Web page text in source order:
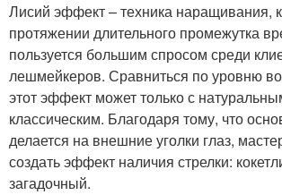
Лисий эффект – техника наращивания,
протяжении длительного промежутка
пользуется большим спросом среди
лешмейкеров. Сравниться по уровню
этот эффект может только с
классическим. Благодаря тому, что
делается на внешние уголки глаз,
создать эффект наличия стрелки:
загадочный.